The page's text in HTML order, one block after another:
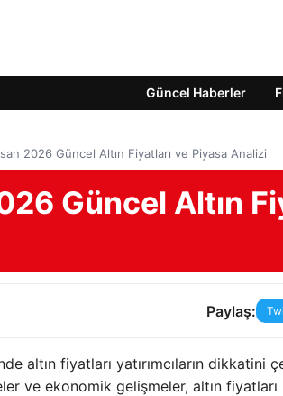
Güncel Haberler
2026 Güncel Altın Fiyatları ve Piyasa Analizi
Güncel Altın
Paylaş:
altın fiyatları yatırımcıların
ve ekonomik gelişmeler, altın